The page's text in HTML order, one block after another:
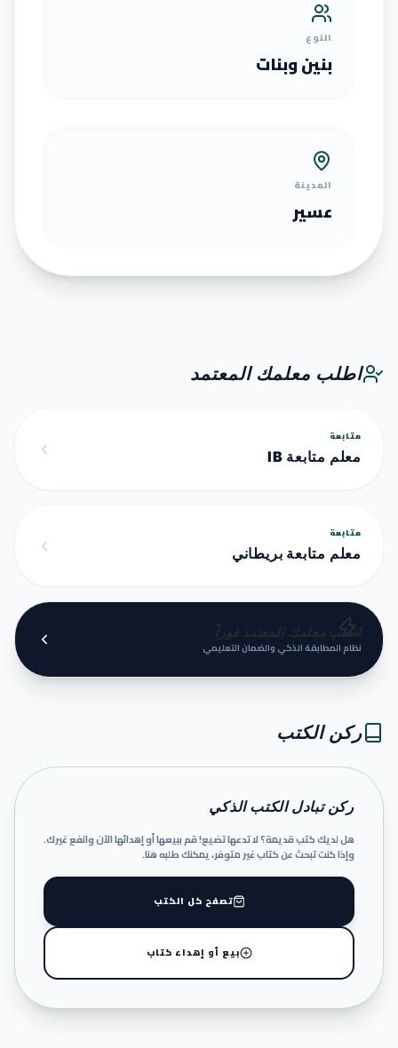
النوع
بنين وبنات
المدينة
عسير
اطلب معلمك المعتمد
متابعة
معلم متابعة IB
متابعة
معلم متابعة بريطاني
اطلب معلمك المعتمد فوراً
نظام المطابقة الذكي والضمان التعليمي
ركن الكتب
ركن تبادل الكتب الذكي
هل لديك كتب قديمة؟ لا تدعها تضيع! قم ببيعها أو إهدائها الآن وانفع غيرك.
وإذا كنت تبحث عن كتاب غير متوفر، يمكنك طلبه هنا.
تصفح كل الكتب
بيع أو إهداء كتاب